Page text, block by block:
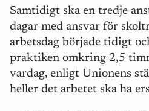
Samtidigt ska en tredje
dagar med ansvar för
arbetsdag började tidigt
praktiken omkring 2,5
vardag, enligt Unionens
heller det arbetet ska ha